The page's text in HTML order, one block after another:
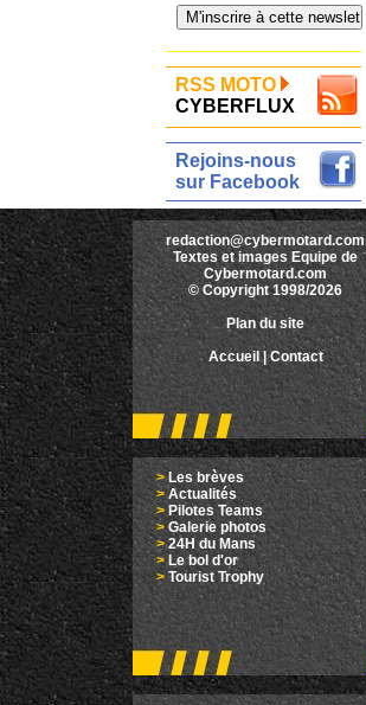
RSS MOTO
CYBERFLUX
Rejoins-nous
sur Facebook
redaction@cybermotard.com
Textes et images Equipe de
Cybermotard.com
© Copyright 1998/2026
Plan du site
Accueil |Contact
>Les brèves
> Actualités
> Pilotes Teams
>Galerie photos
>24H du Mans
>Le bol d'or
> Tourist Trophy